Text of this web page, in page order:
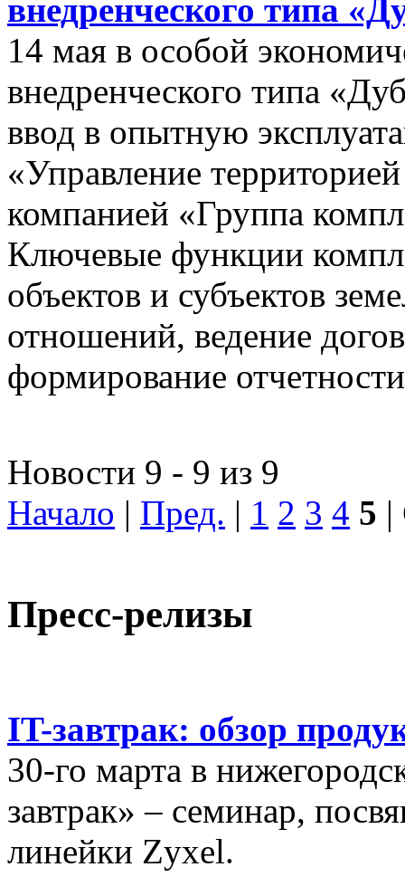
внедренческого типа
14 мая в особой
внедренческого типа
ввод в опытную
«Управление
компанией «Группа
Ключевые функции
объектов и субъектов
отношений, ведение
формирование
Новости 9 - 9 из 9
Начало | Пред. | 1 2 3 4 5 |
Пресс-релизы
IT-завтрак: обзор
30-го марта в
завтрак» – семинар,
линейки Zyxel.